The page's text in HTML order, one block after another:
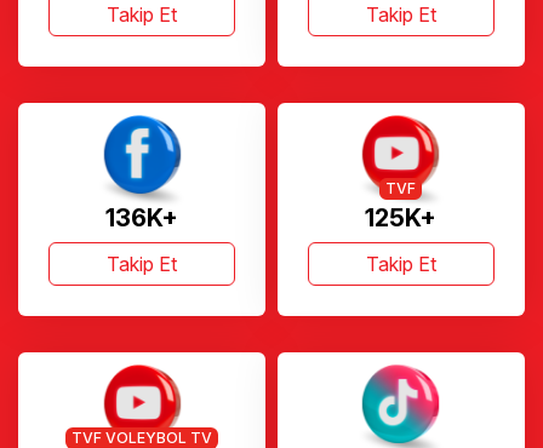
Takip Et Takip Et
136K+
Takip Et
125K+
TVF
Takip Et
TVF VOLEYBOL TV